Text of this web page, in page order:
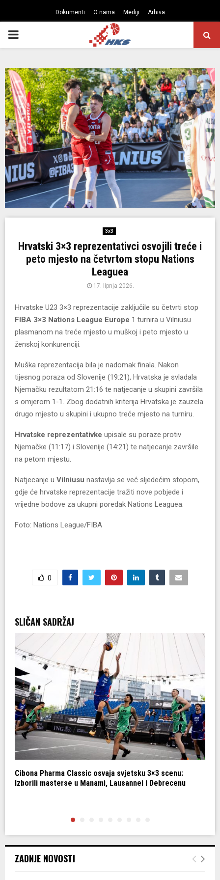
Dokumenti O nama Mediji Arhiva
PRIMARY
3x3
Hrvatski 3×3 reprezentativci osvojili treće i
peto mjesto na četvrtom stopu Nations
Leaguea
17. lipnja 2026.
Hrvatske U23 3×3 reprezentacije zaključile su četvrti stop
FIBA 3×3 Nations League Europe 1 turnira u Vilniusu
plasmanom na treće mjesto u muškoj i peto mjesto u
ženskoj konkurenciji.
Muška reprezentacija bila je nadomak finala. Nakon
tijesnog poraza od Slovenije (19:21), Hrvatska je svladala
Njemačku rezultatom 21:16 te natjecanje u skupini završila
s omjerom 1-1. Zbog dodatnih kriterija Hrvatska je zauzela
drugo mjesto u skupini i ukupno treće mjesto na turniru.
Hrvatske reprezentativke upisale su poraze protiv
Njemačke (11:17) i Slovenije (14:21) te natjecanje završile
na petom mjestu.
Natjecanje u Vilniusu nastavlja se već sljedećim stopom,
gdje će hrvatske reprezentacije tražiti nove pobjede i
vrijedne bodove za ukupni poredak Nations Leaguea.
Foto: Nations League/FIBA
0
SLIČAN SADRŽAJ
Cibona Pharma Classic osvaja svjetsku 3×3 scenu:
Izborili masterse u Manami, Lausannei i Debrecenu
ZADNJE NOVOSTI